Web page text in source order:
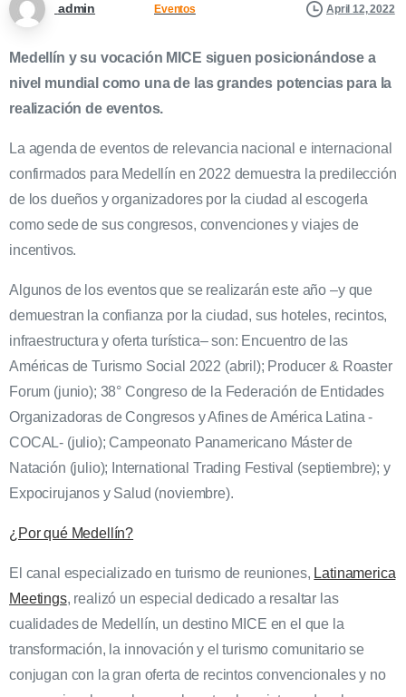
admin Eventos April 12, 2022
Medellín y su vocación MICE siguen posicionándose a
nivel mundial como una de las grandes potencias para la
realización de eventos.
La agenda de eventos de relevancia nacional e internacional
confirmados para Medellín en 2022 demuestra la predilección
de los dueños y organizadores por la ciudad al escogerla
como sede de sus congresos, convenciones y viajes de
incentivos.
Algunos de los eventos que se realizarán este año –y que
demuestran la confianza por la ciudad, sus hoteles, recintos,
infraestructura y oferta turística– son: Encuentro de las
Américas de Turismo Social 2022 (abril); Producer & Roaster
Forum (junio); 38° Congreso de la Federación de Entidades
Organizadoras de Congresos y Afines de América Latina -
COCAL- (julio); Campeonato Panamericano Máster de
Natación (julio); International Trading Festival (septiembre); y
Expocirujanos y Salud (noviembre).
¿Por qué Medellín?
El canal especializado en turismo de reuniones, Latinamerica
Meetings, realizó un especial dedicado a resaltar las
cualidades de Medellín, un destino MICE en el que la
transformación, la innovación y el turismo comunitario se
conjugan con la gran oferta de recintos convencionales y no